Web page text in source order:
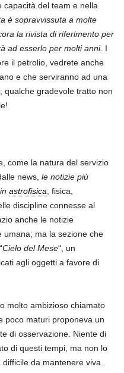
capacità del team e nella
è sopravvissuta a molte
la rivista di riferimento per
ad esserlo per molti anni. I
il petrolio, vedrete anche
e che serviranno ad una
qualche gradevole tratto non
come la natura del servizio
news, le notizie più
astrofisica , fisica,
discipline connesse al
anche le notizie
umana; ma la sezione che
Cielo del Mese“, un
agli oggetti a favore di
molto ambizioso chiamato
poco maturi proponeva un
di osservazione. Niente di
di questi tempi, ma non lo
da mantenere viva.